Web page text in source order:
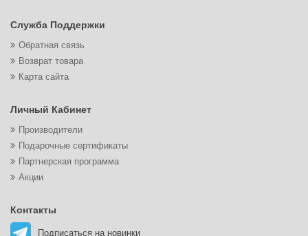
Служба Поддержки
Обратная связь
Возврат товара
Карта сайта
Личный Кабинет
Производители
Подарочные сертификаты
Партнерская программа
Акции
Контакты
Подписаться на новинки